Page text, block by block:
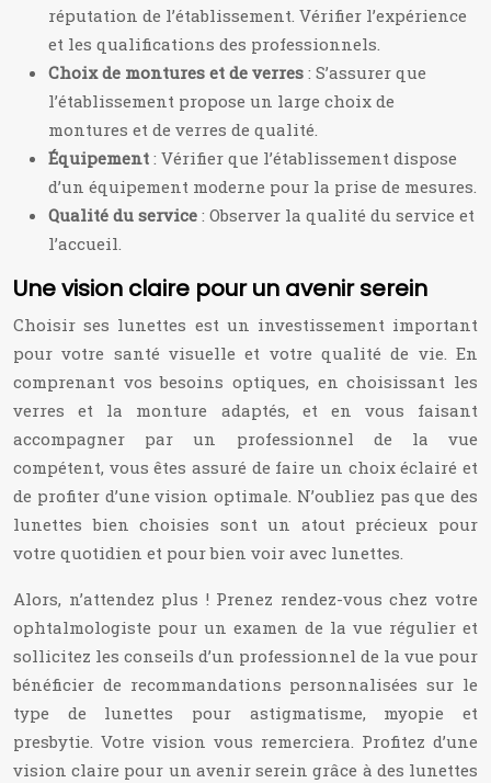
réputation de l’établissement. Vérifier l’expérience
et les qualifications des professionnels.
Choix de montures et de verres : S’assurer que
l’établissement propose un large choix de
montures et de verres de qualité.
Équipement : Vérifier que l’établissement dispose
d’un équipement moderne pour la prise de mesures.
Qualité du service : Observer la qualité du service et
l’accueil.
Une vision claire pour un avenir serein
Choisir ses lunettes est un investissement important
pour votre santé visuelle et votre qualité de vie. En
comprenant vos besoins optiques, en choisissant les
verres et la monture adaptés, et en vous faisant
accompagner par un professionnel de la vue
compétent, vous êtes assuré de faire un choix éclairé et
de profiter d’une vision optimale. N’oubliez pas que des
lunettes bien choisies sont un atout précieux pour
votre quotidien et pour bien voir avec lunettes.
Alors, n’attendez plus ! Prenez rendez-vous chez votre
ophtalmologiste pour un examen de la vue régulier et
sollicitez les conseils d’un professionnel de la vue pour
bénéficier de recommandations personnalisées sur le
type de lunettes pour astigmatisme, myopie et
presbytie. Votre vision vous remerciera. Profitez d’une
vision claire pour un avenir serein grâce à des lunettes